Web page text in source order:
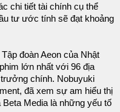
chi tiết tài chính cụ thể
tư ước tính sẽ đạt khoảng
đoàn Aeon của Nhật
lớn nhất với 96 địa
chính. Nobuyuki
đã xem sự am hiểu thị
Media là những yếu tố